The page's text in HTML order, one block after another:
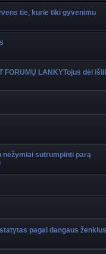
tie, kurie tiki gyvenimu
FORUMŲ LANKYTojus dėl
nežymiai sutrumpinti parą
pagal dangaus ženklus